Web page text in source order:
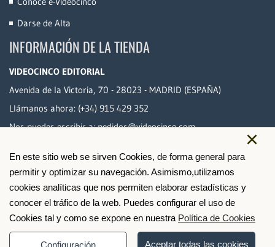
×
En este sitio web se sirven Cookies, de forma general para
permitir y optimizar su navegación. Asimismo,utilizamos
cookies analíticas que nos permiten elaborar estadísticas y
conocer el tráfico de la web. Puedes configurar el uso de
Cookies tal y como se expone en nuestra Política de Cookies
Configuración Aceptar todas las cookies
Darse de Alta
INFORMACIÓN DE LA TIENDA
VIDEOCINCO EDITORIAL
Avenida de la Victoria, 70 - 28023 - MADRID (ESPAÑA)
Llámanos ahora: (+34) 915 429 352
Nos puedes escribir a:pedidos@videocinco.com
PAGO SEGURO